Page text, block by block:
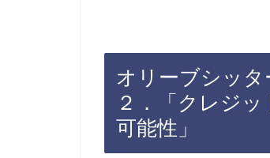
オリーブシッ
２．「クレジ
可能性」